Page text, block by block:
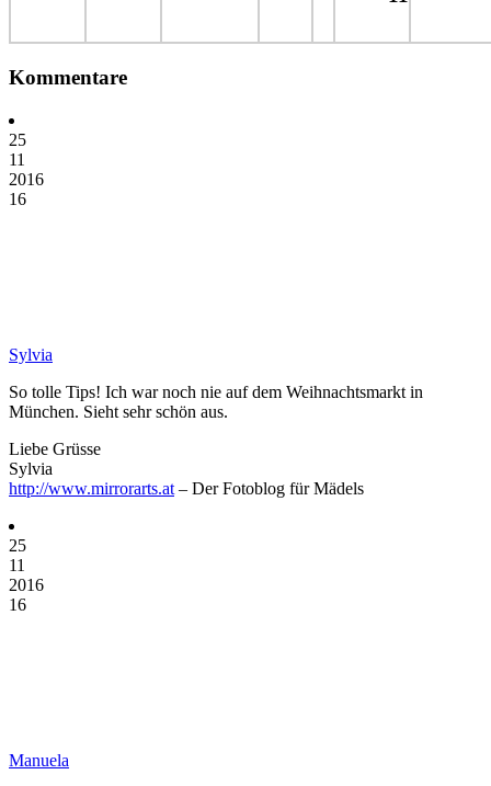
Kommentare
25
11
2016
16
Sylvia
So tolle Tips! Ich war noch nie auf dem Weihnachtsmarkt in
München. Sieht sehr schön aus.
Liebe Grüsse
Sylvia
http://www.mirrorarts.at – Der Fotoblog für Mädels
25
11
2016
16
Manuela